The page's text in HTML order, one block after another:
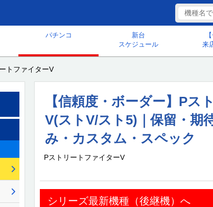
パチンコ
新台
スケジュール
来
トファイターV
【信頼度・ボーダー】Pス
V(ストV/スト5)｜保留・期
み・カスタム・スペック
PストリートファイターV
シリーズ最新機種（後継機）へ